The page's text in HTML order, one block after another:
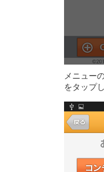
メニュー
をタップ